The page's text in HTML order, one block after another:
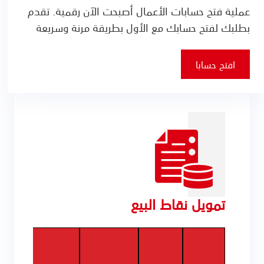
عملية فتح حسابات الأعمال أصبحت الآن رقمية. تقدم
بطلبك لفتح حسابك مع الأول بطريقة مرنة وسريعة
افتح حسابا
تمويل نقاط البيع